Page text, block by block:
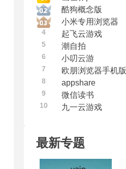
酷狗概念版
小米专用浏览器
4
起飞云游戏
5
潮自拍
6
小叨云游
7
欧朋浏览器手机版
8
appshare
9
微信读书
10
九一云游戏
最新专题